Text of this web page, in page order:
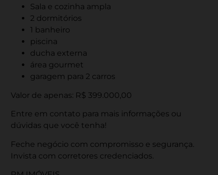
Sala e cozinha ampla
2 dormitórios
1 banheiro
piscina
ducha externa
área gourmet
garagem para 2 carros
Valor de apenas: R$ 399.000,00
Entre em contato para mais informações ou
dúvidas que você tenha!
Feche negócio com compromisso e segurança.
Invista com corretores credenciados.